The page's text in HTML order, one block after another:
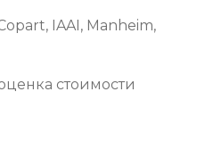
IAAI, Manheim,
стоимости